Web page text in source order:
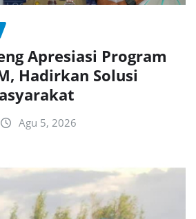
Apresiasi Program
Hadirkan Solusi
Agu 5, 2026